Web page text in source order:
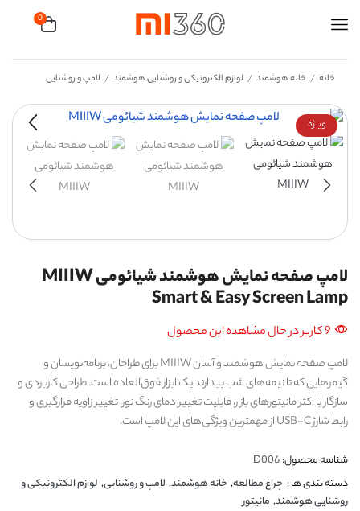
0
خانه / خانه هوشمند / لوازم الکترونیکی و روشنایی هوشمند / لامپ و روشنایی
ویــژه
لامپ صفحه نمایش هوشمند شیائومی MIIIW
Smart & Easy Screen Lamp
9 کاربر در حال مشاهده این محصول
لامپ صفحه نمایش هوشمند و آسان MIIIW برای طراحان، برنامه‌نویسان و
گیمرهایی که تا نیمه‌های شب بیدارند یک ابزار فوق‌العاده است. طراحی کاربردی و
سازگار با اکثر مانیتورهای بازار، قابلیت تغییر دمای رنگ نور، تغییر زاویه قرارگیری و
رابط شارژ USB-C از مهمترین ویژگی‌های این لامپ است.
شناسه محصول:D006
دسته بندی ها : چراغ مطالعه, خانه هوشمند, لامپ و روشنایی, لوازم الکترونیکی و
روشنایی هوشمند, مانیتور